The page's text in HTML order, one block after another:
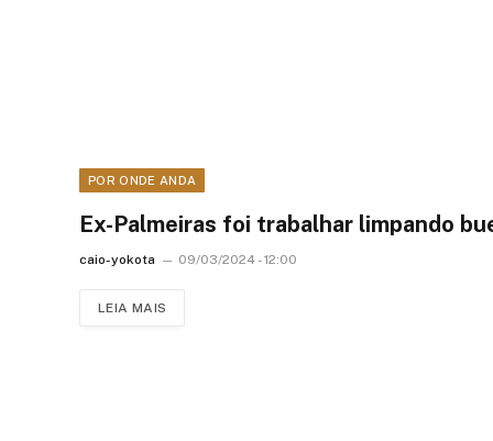
POR ONDE ANDA
Ex-Palmeiras foi trabalhar limpando
caio-yokota 09/03/2024 - 12:00
LEIA MAIS